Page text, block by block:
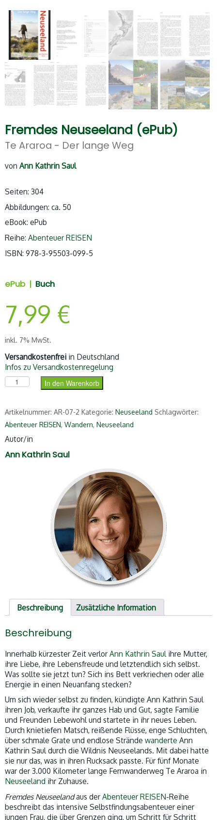
Fremdes Neuseeland (ePub)
Te Araroa - Der lange Weg
von Ann Kathrin Saul
Seiten: 304
Abbildungen: ca. 50
eBook: ePub
Reihe: Abenteuer REISEN
ISBN: 978-3-95503-099-5
ePub | Buch
7,99 €
inkl. 7% MwSt.
Versandkostenfrei in Deutschland
Infos zu Versandkostenregelung
Fremdes Neuseeland (ePub) Menge
In den Warenkorb
Artikelnummer: AR-07-2 Kategorie: Neuseeland Schlagwörter:
Abenteuer REISEN, Wandern, Neuseeland
Autor/in
Ann Kathrin Saul
Beschreibung Zusätzliche Information
Beschreibung
Innerhalb kürzester Zeit verlor Ann Kathrin Saul ihre Mutter,
ihre Liebe, ihre Lebensfreude und letztendlich sich selbst.
Was sollte sie jetzt tun? Sich ins Bett verkriechen oder alle
Energie in einen Neuanfang stecken?
Um sich wieder selbst zu finden, kündigte Ann Kathrin Saul
ihren Job, verkaufte ihr ganzes Hab und Gut, sagte Familie
und Freunden Lebewohl und startete in ihr neues Leben.
Durch knietiefen Matsch, reißende Flüsse, enge Schluchten,
über schmale Grate und endlose Strände wanderte Ann
Kathrin Saul durch die Wildnis Neuseelands. Mit dabei hatte
sie nur das, was in ihren Rucksack passte. Für fünf Monate
war der 3.000 Kilometer lange Fernwanderweg Te Araroa in
Neuseeland ihr Zuhause.
Fremdes Neuseelandaus der Abenteuer REISEN-Reihe
beschreibt das intensive Selbstfindungsabenteuer einer
jungen Frau, die über Grenzen ging, um Schritt für Schritt